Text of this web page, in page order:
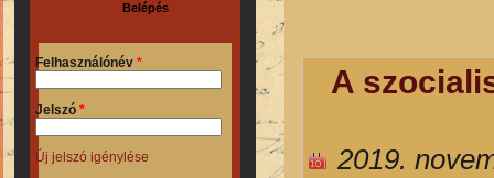
Belépés
Felhasználónév *
Jelszó *
Új jelszó igénylése
A
2019.